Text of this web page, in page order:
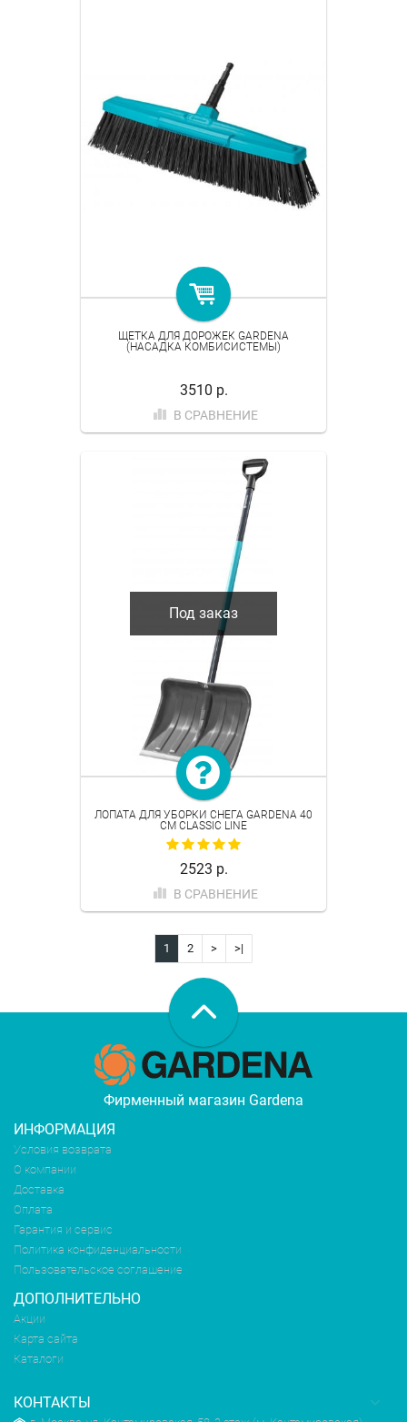
ЩЕТКА ДЛЯ ДОРОЖЕК GARDENA
(НАСАДКА КОМБИСИСТЕМЫ)
3510 р.
В СРАВНЕНИЕ
Под заказ
ЛОПАТА ДЛЯ УБОРКИ СНЕГА GARDENA 40
СМ CLASSIC LINE
2523 р.
В СРАВНЕНИЕ
1 2 > >|
Фирменный магазин Gardena
ИНФОРМАЦИЯ
Условия возврата
О компании
Доставка
Оплата
Гарантия и сервис
Политика конфиденциальности
Пользовательское соглашение
ДОПОЛНИТЕЛЬНО
Акции
Карта сайта
Каталоги
КОНТАКТЫ